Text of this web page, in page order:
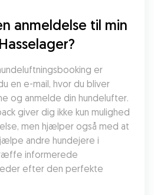
anmeldelse til min
er
en e-mail, hvor du bliver
og anmelde din hundelufter.
giver dig ikke kun mulighed
men hjælper også med at
andre hundejere i
informerede
efter den perfekte